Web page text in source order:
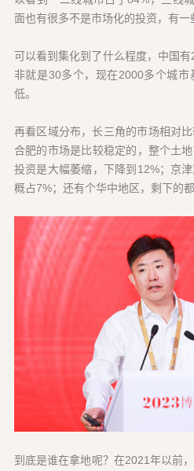
面也有很多不是市场化的投资，有一
可以看到集化到了什么程度，中国
非就是30多个，现在2000多个城
低。
再看区域分布，长三角的市场相对
合肥的市场是比较稳定的，整个土
投资是大幅萎缩，下降到12%；京
概占7%；还有个华中地区，剩下的都
到底是谁在拿地呢？在2021年以前